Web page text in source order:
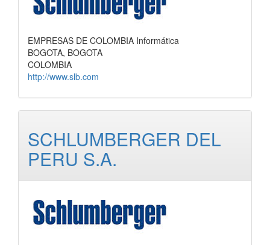
EMPRESAS DE COLOMBIA Informática
BOGOTA, BOGOTA
COLOMBIA
http://www.slb.com
SCHLUMBERGER DEL
PERU S.A.